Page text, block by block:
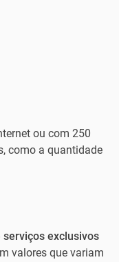
ou com 250
como a quantidade
serviços exclusivos
valores que variam